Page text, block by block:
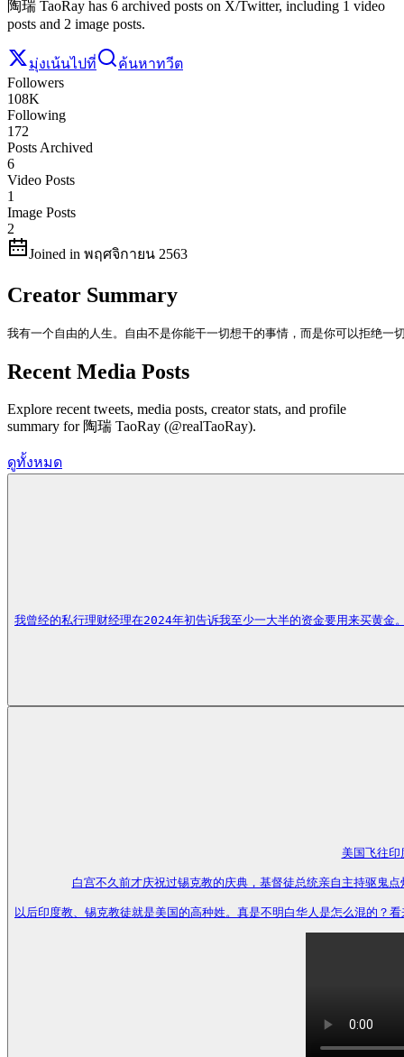
陶瑞 TaoRay has 6 archived posts on X/Twitter, including 1 video
posts and 2 image posts.
มุ่งเน้นไปที่
ค้นหาทวีต
Followers
108K
Following
172
Posts Archived
6
Video Posts
1
Image Posts
2
Joined in พฤศจิกายน 2563
Creator Summary
我有一个自由的人生。自由不是你能干一切想干的事情，而是你可以拒绝
Recent Media Posts
Explore recent tweets, media posts, creator stats, and profile
summary for 陶瑞 TaoRay (@realTaoRay).
ดูทั้งหมด
我曾经的私行理财经理在2024年初告诉我至少一大半的资金要用来买黄
美国飞往印
白宫不久前才庆祝过锡克教的庆典，基督徒总统亲自主持驱鬼
以后印度教、锡克教徒就是美国的高种姓。真是不明白华人是怎么混